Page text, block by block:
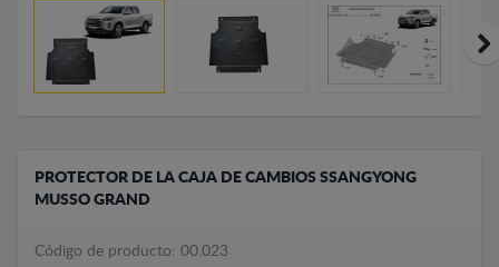
PROTECTOR DE LA CAJA DE CAMBIOS SSANGYONG
MUSSO GRAND
Código de producto: 00.023